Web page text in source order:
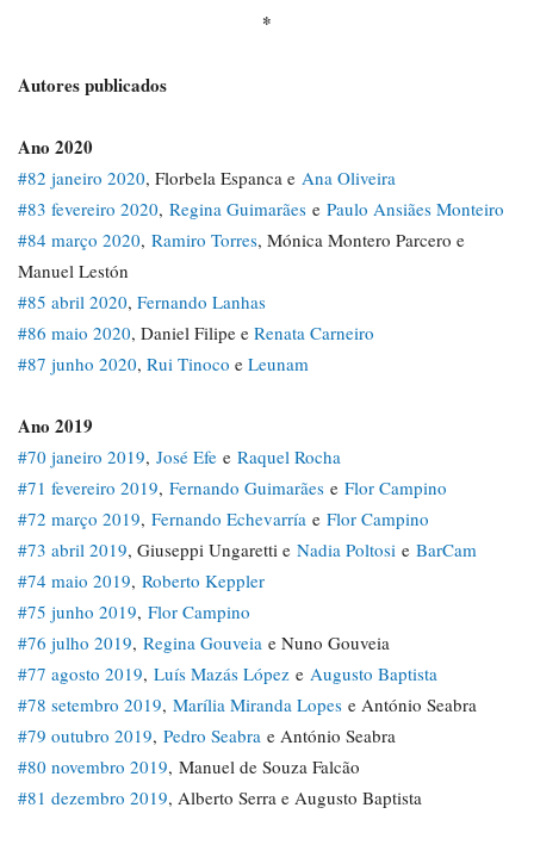
*
Autores publicados
Ano 2020
#82 janeiro 2020, Florbela Espanca e Ana Oliveira
#83 fevereiro 2020, Regina Guimarães e Paulo Ansiães Monteiro
#84 março 2020, Ramiro Torres, Mónica Montero Parcero e
Manuel Lestón
#85 abril 2020, Fernando Lanhas
#86 maio 2020, Daniel Filipe e Renata Carneiro
#87 junho 2020, Rui Tinoco e Leunam
Ano 2019
#70 janeiro 2019, José Efe e Raquel Rocha
#71 fevereiro 2019, Fernando Guimarães e Flor Campino
#72 março 2019, Fernando Echevarría e Flor Campino
#73 abril 2019, Giuseppi Ungaretti e Nadia Poltosi e BarCam
#74 maio 2019, Roberto Keppler
#75 junho 2019, Flor Campino
#76 julho 2019, Regina Gouveia e Nuno Gouveia
#77 agosto 2019, Luís Mazás López e Augusto Baptista
#78 setembro 2019, Marília Miranda Lopes e António Seabra
#79 outubro 2019, Pedro Seabra e António Seabra
#80 novembro 2019, Manuel de Souza Falcão
#81 dezembro 2019, Alberto Serra e Augusto Baptista